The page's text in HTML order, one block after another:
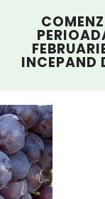
INCEPAND